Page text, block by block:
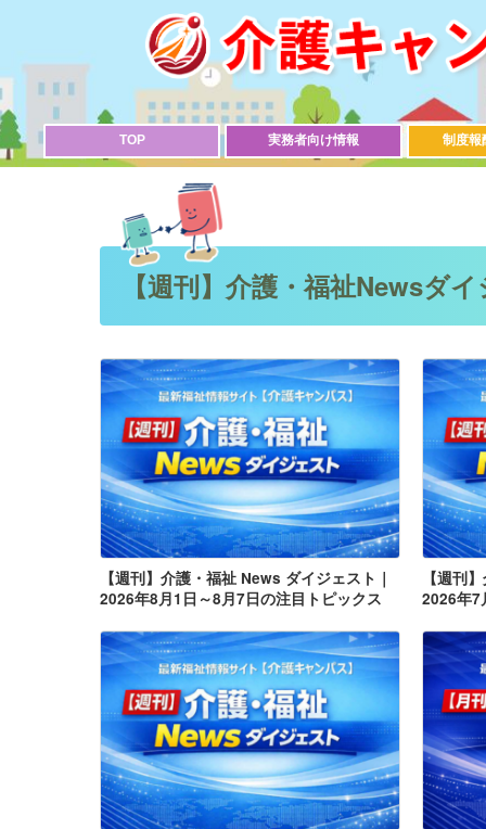
TOP 実務者向け情報 制度報
【週刊】介護・福祉Newsダ
【週刊】介護・福祉 News ダイジェスト｜
2026年8月1日～8月7日の注目トピックス
【週刊
2026年7